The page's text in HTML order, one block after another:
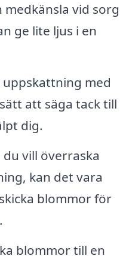
vid sorg
ge lite ljus i en
uppskattning med
att säga tack till
dig.
du vill överraska
kan det vara
blommor för
blommor till en